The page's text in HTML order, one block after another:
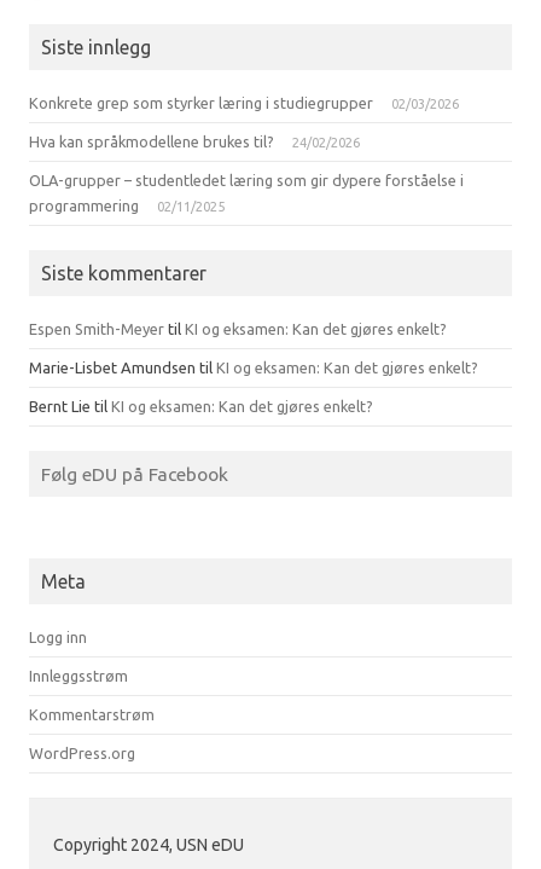
Siste innlegg
Konkrete grep som styrker læring i studiegrupper 02/03/2026
Hva kan språkmodellene brukes til? 24/02/2026
OLA-grupper – studentledet læring som gir dypere forståelse i
programmering
02/11/2025
Siste kommentarer
Espen Smith-Meyer til KI og eksamen: Kan det gjøres enkelt?
Marie-Lisbet Amundsen til KI og eksamen: Kan det gjøres enkelt?
Bernt Lie til KI og eksamen: Kan det gjøres enkelt?
Følg eDU på Facebook
Meta
Logg inn
Innleggsstrøm
Kommentarstrøm
WordPress.org
Copyright 2024, USN eDU